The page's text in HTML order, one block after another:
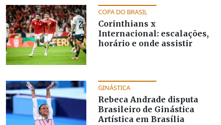
COPA DO BRASIL
Corinthians x
Internacional: escalações,
horário e onde assistir
GINÁSTICA
Rebeca Andrade disputa
Brasileiro de Ginástica
Artística em Brasília